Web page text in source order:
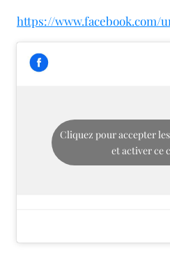
https://www.facebook.com/
Cliquez pour accepter
et activer ce